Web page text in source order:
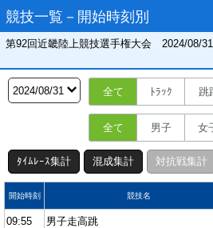
競技一覧－開始時刻別
第92回近畿陸上競技選手権大会 2024/08/
全て ﾄﾗｯｸ 跳
全て 男子 女
ﾀｲﾑﾚｰｽ集計 混成集計 対抗戦集計
開始時刻 競技名
09:55 男子走高跳